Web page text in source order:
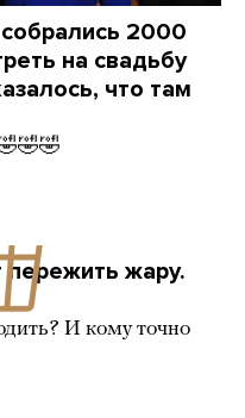
2000
на свадьбу
что там
пережить жару.
И кому точно